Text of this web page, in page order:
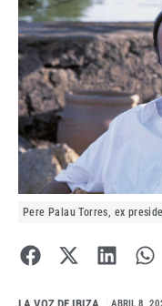
Pere Palau Torres, ex